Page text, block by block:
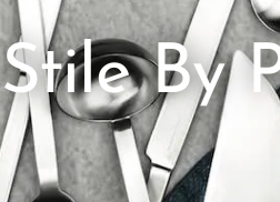
Stile By